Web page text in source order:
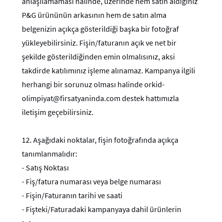
P&G ürününün arkasının hem de satın alma
belgenizin açıkça gösterildiği başka bir fotoğraf
yükleyebilirsiniz. Fişin/faturanın açık ve net bir
şekilde gösterildiğinden emin olmalısınız, aksi
takdirde katılımınız işleme alınamaz. Kampanya ilgili
herhangi bir sorunuz olması halinde orkid-
olimpiyat@firsatyaninda.com destek hattımızla
iletişim geçebilirsiniz.
12. Aşağıdaki noktalar, fişin fotoğrafında açıkça
tanımlanmalıdır:
- Satış Noktası
- Fiş/fatura numarası veya belge numarası
- Fişin/Faturanın tarihi ve saati
- Fişteki/Faturadaki kampanyaya dahil ürünlerin